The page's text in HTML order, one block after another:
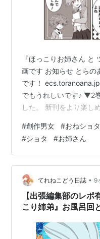
『ほっこりお姉さん と
画です お知らせ とらの
です！
でもうれしいです♪ ▼2
した。 新刊をより楽し
がとうございました 他
れば読んでいってくだ
#創作男女 #おねショタ
#ショタ #お姉さん
てれねこどう日誌 • 9
【出張編集部のレ
こり姉弟』お風呂回